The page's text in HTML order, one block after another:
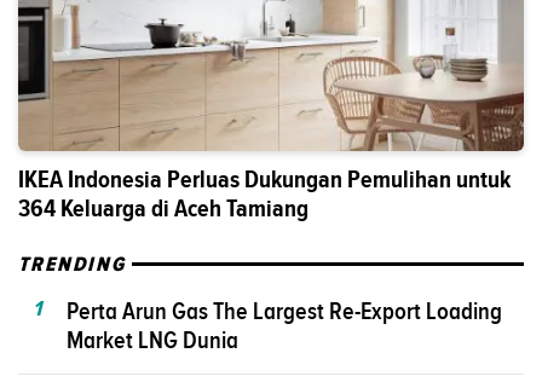
IKEA Indonesia Perluas Dukungan Pemulihan untuk
364 Keluarga di Aceh Tamiang
TRENDING
1
Perta Arun Gas The Largest Re-Export Loading
Market LNG Dunia